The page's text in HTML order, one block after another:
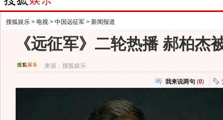
搜狐娱乐 > 电视 > 中国远征军 > 新闻报道
《远征军》二轮热播 郝柏杰
来源：搜狐娱乐
我来说两句 (0)